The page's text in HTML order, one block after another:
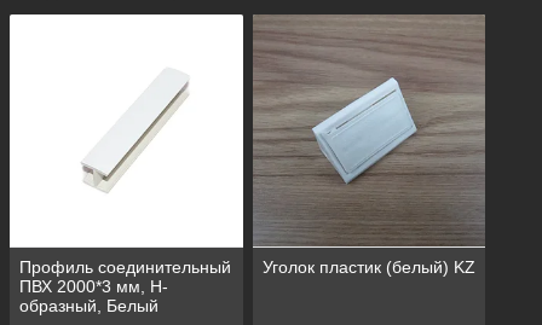
Профиль соединительный
ПВХ 2000*3 мм, Н-
образный, Белый
Уголок пластик (белый) KZ